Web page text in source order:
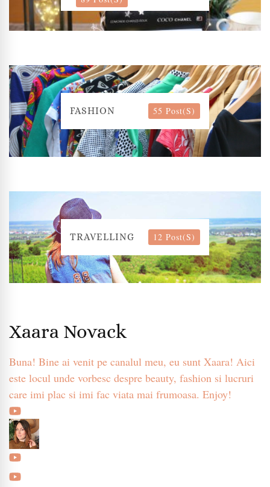
FASHION 55 Post(s)
TRAVELLING 12 Post(s)
Xaara Novack
Buna! Bine ai venit pe canalul meu, eu sunt Xaara! Aici
este locul unde vorbesc despre beauty, fashion si lucruri
care imi plac si imi fac viata mai frumoasa. Enjoy!